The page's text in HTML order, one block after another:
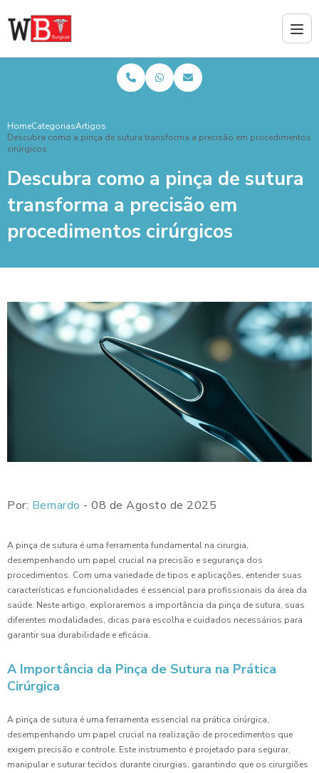
HomeCategoriasArtigos
Descubra como a pinça de sutura transforma a precisão em procedimentos
cirúrgicos
Descubra como a pinça de sutura
transforma a precisão em
procedimentos cirúrgicos
Por: Bernardo - 08 de Agosto de 2025
A pinça de sutura é uma ferramenta fundamental na cirurgia,
desempenhando um papel crucial na precisão e segurança dos
procedimentos. Com uma variedade de tipos e aplicações, entender suas
características e funcionalidades é essencial para profissionais da área da
saúde. Neste artigo, exploraremos a importância da pinça de sutura, suas
diferentes modalidades, dicas para escolha e cuidados necessários para
garantir sua durabilidade e eficácia.
A Importância da Pinça de Sutura na Prática
Cirúrgica
A pinça de sutura é uma ferramenta essencial na prática cirúrgica,
desempenhando um papel crucial na realização de procedimentos que
exigem precisão e controle. Este instrumento é projetado para segurar,
manipular e suturar tecidos durante cirurgias, garantindo que os cirurgiões